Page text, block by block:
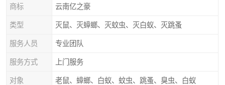
商标 云南亿之豪
类型 灭鼠、灭蟑螂、灭蚊虫、灭白蚁、灭跳蚤
服务人员 专业团队
服务方式 上门服务
对象 老鼠、蟑螂、白蚁、蚊虫、跳蚤、臭虫、白蚁